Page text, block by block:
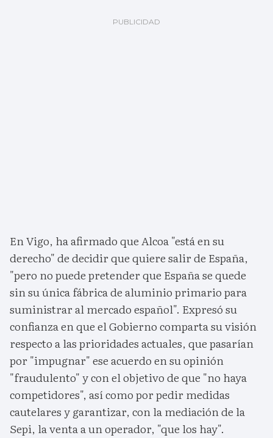
En Vigo, ha afirmado que Alcoa "está en su
derecho" de decidir que quiere salir de España,
"pero no puede pretender que España se quede
sin su única fábrica de aluminio primario para
suministrar al mercado español". Expresó su
confianza en que el Gobierno comparta su visión
respecto a las prioridades actuales, que pasarían
por "impugnar" ese acuerdo en su opinión
"fraudulento" y con el objetivo de que "no haya
competidores", así como por pedir medidas
cautelares y garantizar, con la mediación de la
Sepi, la venta a un operador, "que los hay".